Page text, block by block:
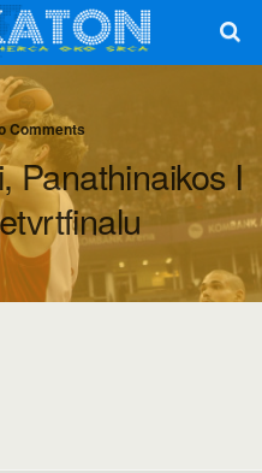
Comments
Panathinaikos I